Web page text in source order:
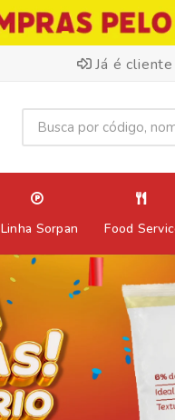
Já é
Linha Sorpan Food